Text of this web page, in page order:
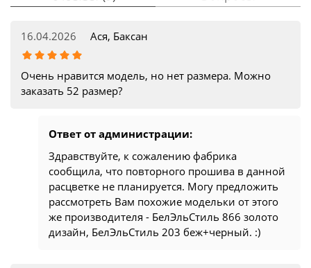
16.04.2026 Ася, Баксан
Очень нравится модель, но нет размера. Можно
заказать 52 размер?
Ответ от администрации:
Здравствуйте, к сожалению фабрика
сообщила, что повторного прошива в данной
расцветке не планируется. Могу предложить
рассмотреть Вам похожие модельки от этого
же производителя - БелЭльСтиль 866 золото
дизайн, БелЭльСтиль 203 беж+черный. :)